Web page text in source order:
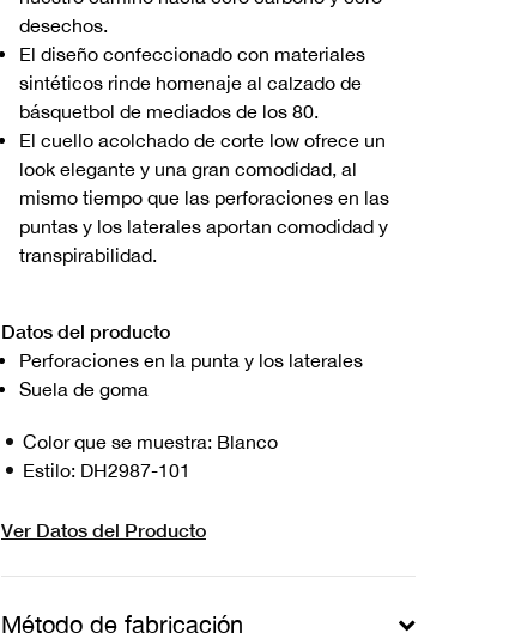
desechos.
El diseño confeccionado con materiales
sintéticos rinde homenaje al calzado de
básquetbol de mediados de los 80.
El cuello acolchado de corte low ofrece un
look elegante y una gran comodidad, al
mismo tiempo que las perforaciones en las
puntas y los laterales aportan comodidad y
transpirabilidad.
Datos del producto
Perforaciones en la punta y los laterales
Suela de goma
Color que se muestra: Blanco
Estilo: DH2987-101
Ver Datos del Producto
Método de fabricación